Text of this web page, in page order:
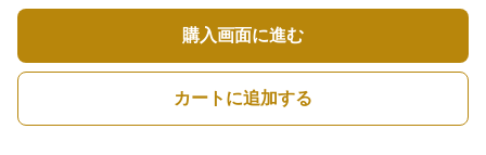
購入画面に進む
カートに追加する